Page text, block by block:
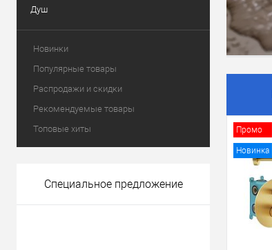
Душ
Новинки
Популярные товары
Распродажи и скидки
Рекомендуемые товары
Топовые хиты
Специальное предложение
Промо
Новинка